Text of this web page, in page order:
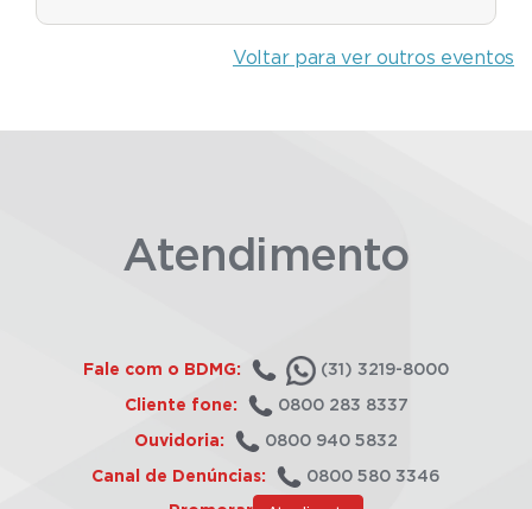
Voltar para ver outros eventos
Atendimento
Fale com o BDMG: (31) 3219-8000
Cliente fone: 0800 283 8337
Ouvidoria: 0800 940 5832
Canal de Denúncias: 0800 580 3346